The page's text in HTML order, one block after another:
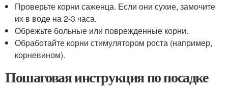
Проверьте корни саженца. Если они сухие, замочите
их в воде на 2-3 часа.
Обрежьте больные или поврежденные корни.
Обработайте корни стимулятором роста (например,
корневином).
Пошаговая инструкция по посадке